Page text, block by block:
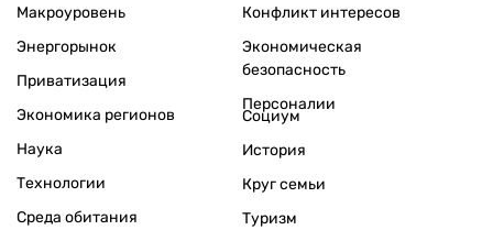
Макроуровень
Энергорынок
Приватизация
Экономика регионов
Конфликт интересов
Экономическая
безопасность
Персоналии
Наука
Технологии
Среда обитания
Социум
История
Круг семьи
Туризм